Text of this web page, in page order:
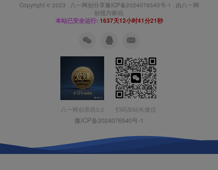
Copyright © 2023 · 八一网创分享豫ICP备2024076540号-1 · 由八一网
创强力驱动.
本站已安全运行: 1637天12小时41分22秒
八一网创系统3.0 扫码加站长微信
豫ICP备2024076540号-1